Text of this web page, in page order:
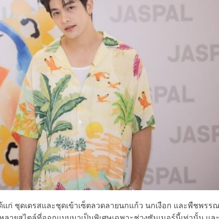
ก่ ชุดเดรสและชุดเข้าเซ็ตลวดลายนกแก้ว นกเงือก และพืชพรร